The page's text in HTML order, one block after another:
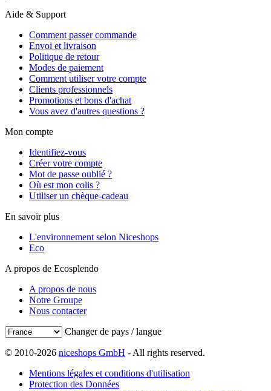
Aide & Support
Comment passer commande
Envoi et livraison
Politique de retour
Modes de paiement
Comment utiliser votre compte
Clients professionnels
Promotions et bons d'achat
Vous avez d'autres questions ?
Mon compte
Identifiez-vous
Créer votre compte
Mot de passe oublié ?
Où est mon colis ?
Utiliser un chèque-cadeau
En savoir plus
L'environnement selon Niceshops
Eco
A propos de Ecosplendo
A propos de nous
Notre Groupe
Nous contacter
Changer de pays / langue
© 2010-2026 niceshops GmbH - All rights reserved.
Mentions légales et conditions d'utilisation
Protection des Données